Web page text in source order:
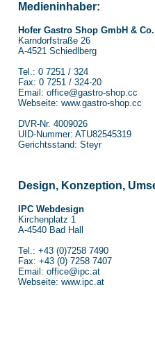
Medieninhaber:
Hofer Gastro Shop GmbH &
Karndorfstraße 26
A-4521 Schiedlberg
Tel.: 0 7251 / 324
Fax: 0 7251 / 324-20
Email:office@gastro-shop.cc
Webseite:www.gastro-shop.cc
DVR-Nr. 4009026
UID-Nummer: ATU82545319
Gerichtsstand: Steyr
Design, Konzeption,
IPC Webdesign
Kirchenplatz 1
A-4540 Bad Hall
Tel.: +43 (0)7258 7490
Fax: +43 (0) 7258 7407
Email:office@ipc.at
Webseite:www.ipc.at